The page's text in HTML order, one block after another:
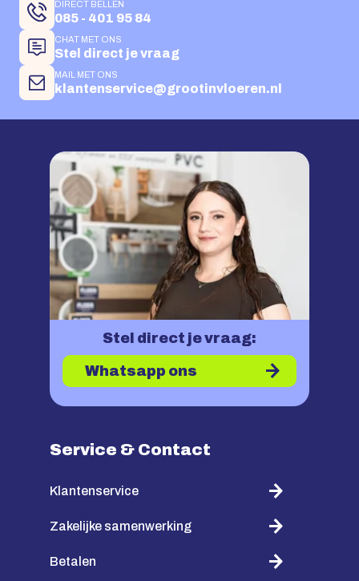
DIRECT BELLEN
085 - 401 95 84
CHAT MET ONS
Stel direct je vraag
MAIL MET ONS
klantenservice@grootinvloeren.nl
Stel direct je vraag:
Whatsapp ons
Service & Contact
Klantenservice
Zakelijke samenwerking
Betalen